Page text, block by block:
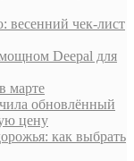
весенний чек-лист
Deepal для
марте
обновлённый
цену
как выбрать